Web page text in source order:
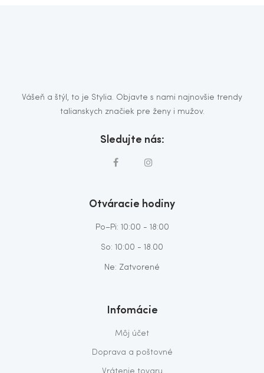
Vášeň a štýl, to je Stylia. Objavte s nami najnovšie trendy
talianskych značiek pre ženy i mužov.
Sledujte nás:
Otváracie hodiny
Po–Pi: 10:00 - 18:00
So: 10:00 - 18.00
Ne: Zatvorené
Infomácie
Môj účet
Doprava a poštovné
Vrátenie tovaru